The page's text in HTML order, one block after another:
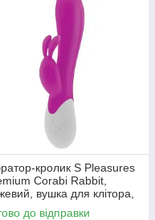
кролик S Pleasures
Corabi Rabbit,
вушка для клітора,
нагрів
до відправки